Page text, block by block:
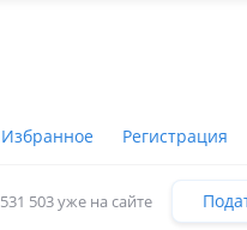
Избранное Регистрация
531 503 уже на сайте